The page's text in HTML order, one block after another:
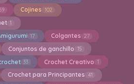
Cojines 102
1
17 Colgantes 27
Conjuntos de ganchillo 15
33 Crochet Creativo 1
Crochet para Principantes 41